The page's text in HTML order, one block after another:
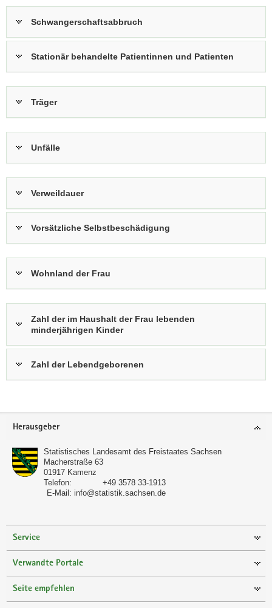
Schwangerschaftsabbruch
Stationär behandelte Patientinnen und Patienten
Träger
Unfälle
Verweildauer
Vorsätzliche Selbstbeschädigung
Wohnland der Frau
Zahl der im Haushalt der Frau lebenden
minderjährigen Kinder
Zahl der Lebendgeborenen
Footer-
Herausgeber
Statistisches Landesamt des Freistaates Sachsen
Macherstraße 63
01917 Kamenz
Telefon:
+49 3578 33-1913
E-Mail: info@statistik.sachsen.de
Service
Verwandte Portale
Seite empfehlen